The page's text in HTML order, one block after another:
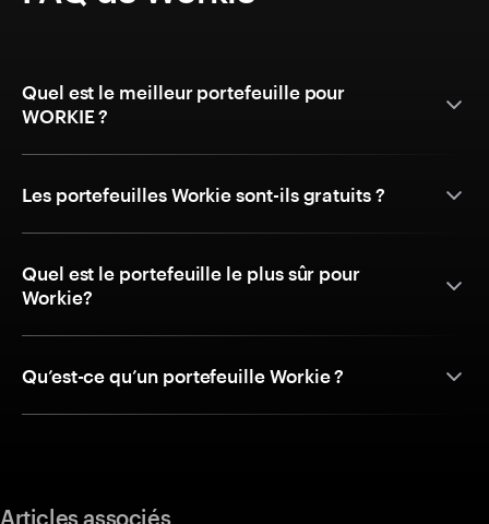
Quel est le meilleur portefeuille pour
WORKIE ?
Les portefeuilles Workie sont-ils gratuits ?
Quel est le portefeuille le plus sûr pour
Workie?
Qu’est-ce qu’un portefeuille Workie ?
Articles associés